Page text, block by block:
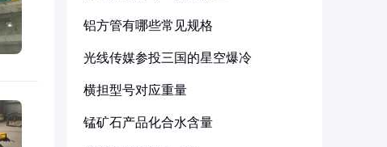
铝方管有哪些常见规格
光线传媒参投三国的星空爆冷
横担型号对应重量
锰矿石产品化合水含量